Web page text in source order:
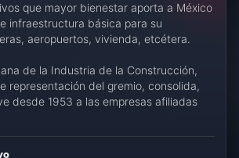
que mayor bienestar aporta a México
infraestructura básica para su
aeropuertos, vivienda, etcétera.
de la Industria de la Construcción,
representación del gremio, consolida,
desde 1953 a las empresas afiliadas